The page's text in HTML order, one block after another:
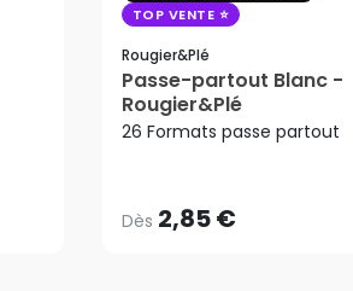
TOP VENTE
Rougier&plé
Passe-partout Blanc -
Rougier&Plé
26 Formats passe partout
Dès 2,85 €
Dès2,85 €